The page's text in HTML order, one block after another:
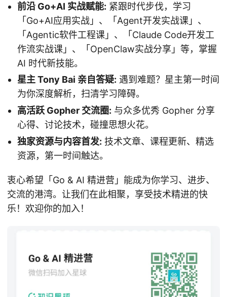
前沿 Go+AI 实战赋能: 紧跟时代步伐，学习
「Go+AI应用实战」、「Agent开发实战课」、
「Agentic软件工程课」、「Claude Code开发工
作流实战课」、「OpenClaw实战分享」等，掌握
AI 时代新技能。
星主 Tony Bai 亲自答疑: 遇到难题？星主第一时间
为你深度解析，扫清学习障碍。
高活跃 Gopher 交流圈: 与众多优秀 Gopher 分享
心得、讨论技术，碰撞思想火花。
独家资源与内容首发: 技术文章、课程更新、精选
资源，第一时间触达。
衷心希望「Go & AI 精进营」能成为你学习、进步、
交流的港湾。让我们在此相聚，享受技术精进的快
乐！欢迎你的加入！